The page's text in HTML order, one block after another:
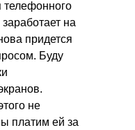
телефонного
на
придется
Буду
не
платим ей за